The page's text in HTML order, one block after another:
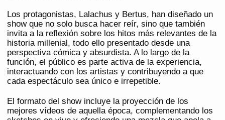
Los protagonistas, Lalachus y Bertus, han diseñado un
show que no solo busca hacer reír, sino que también
invita a la reflexión sobre los hitos más relevantes de la
historia millenial, todo ello presentado desde una
perspectiva cómica y absurdista. A lo largo de la
función, el público es parte activa de la experiencia,
interactuando con los artistas y contribuyendo a que
cada espectáculo sea único e irrepetible.
El formato del show incluye la proyección de los
mejores vídeos de aquella época, complementando los